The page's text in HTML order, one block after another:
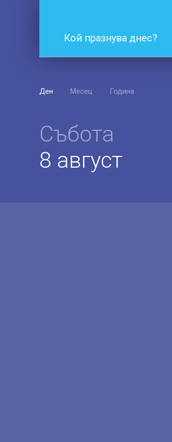
Кой празнува днес?
Ден Месец Година
Събота
8 август